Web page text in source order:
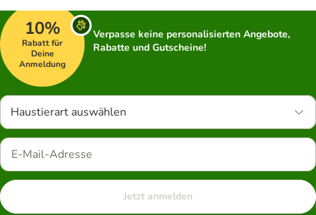
10%
Rabatt für
Deine
Anmeldung
Verpasse keine personalisierten Angebote,
Rabatte und Gutscheine!
Haustierart auswählen
Jetzt anmelden